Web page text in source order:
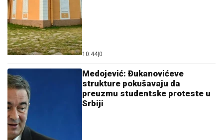
10:44 0
Medojević: Đukanovićeve
strukture pokušavaju da
preuzmu studentske proteste u
Srbiji